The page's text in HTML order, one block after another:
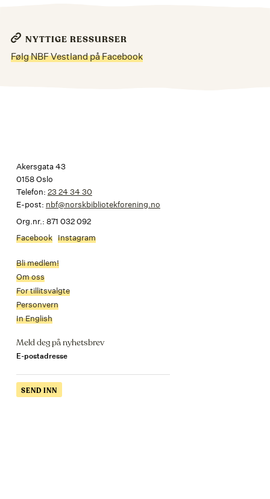
NYTTIGE RESSURSER
Følg NBF Vestland på Facebook
Akersgata 43
0158 Oslo
Telefon: 23 24 34 30
E-post: nbf@norskbibliotekforening.no
Org.nr.: 871 032 092
Facebook Instagram
Bli medlem!
Om oss
For tillitsvalgte
Personvern
In English
Meld deg på nyhetsbrev
E-postadresse